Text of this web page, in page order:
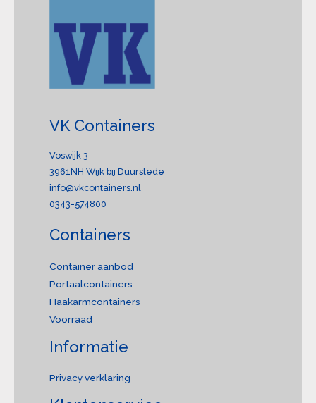
VK Containers
Voswijk 3
3961NH Wijk bij Duurstede
info@vkcontainers.nl
0343-574800
Containers
Container aanbod
Portaalcontainers
Haakarmcontainers
Voorraad
Informatie
Privacy verklaring